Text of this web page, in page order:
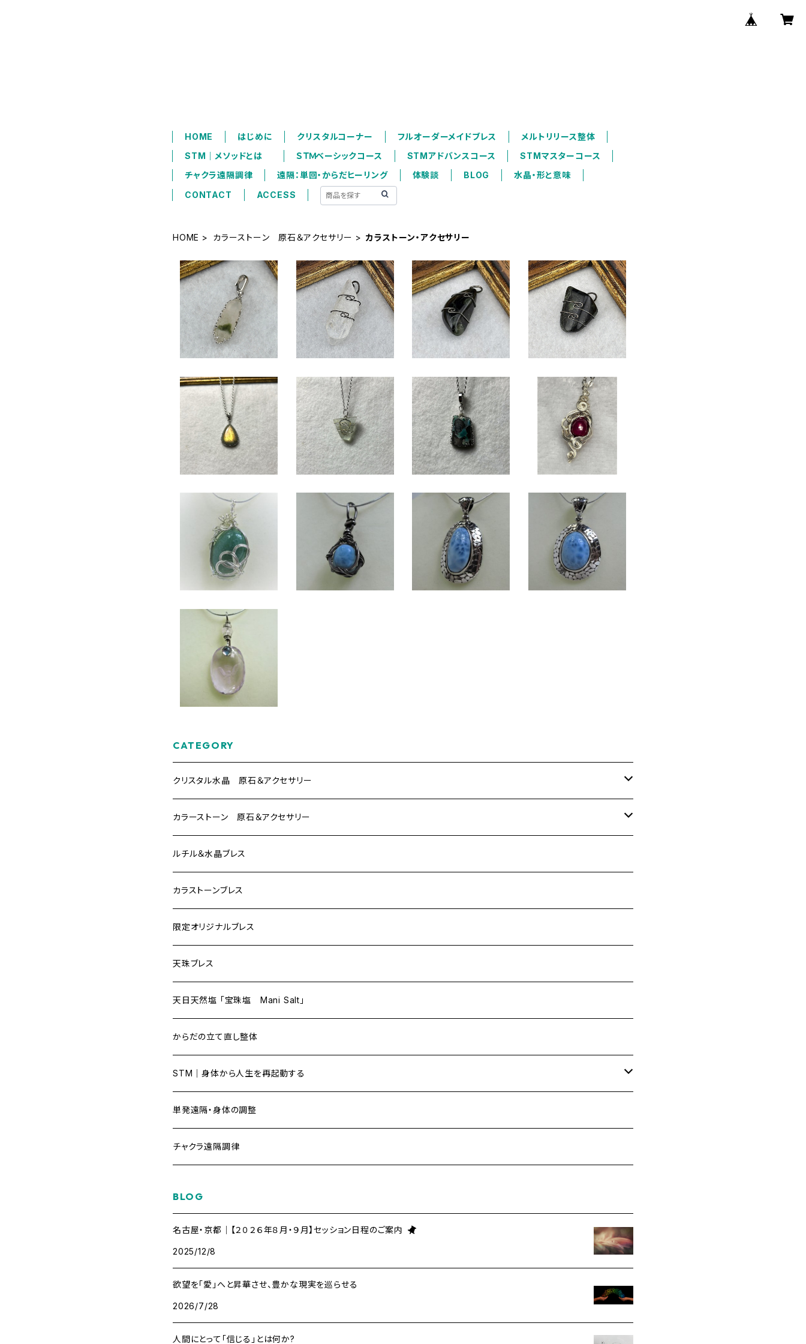
HOME はじめに クリスタルコーナー フルオーダーメイドブレス
メルトリリース整体
STM｜メソッドとは
ＳＴＭベーシックコース STMアドバンスコース
STMマスターコース
チャクラ遠隔調律
遠隔：単回・からだヒーリング 体験談 BLOG
水晶・形と意味
CONTACT
ACCESS
HOME カラーストーン 原石＆アクセサリー カラストーン・アクセサリー
ロシア産 グリーンファ
ントム水晶 商品番
号：1805003
¥600
SOLD OUT
メキシコ産 セレナイ
ト 商品番号：26001
¥2,800
アメリカ・ニューメキシ
コ州産 ネブラストー
ン 商品番号：2411108
¥1,000
アメリカ・ニューメキシ
コ州産 ネブラストー
ン 商品番号：2411107
¥1,000
ラブラドライトペンダン
ト 商品番号：2411101
¥1,050
30%OFF
SOLD OUT
インドネシア産 アクア
レムリアペンダント 商
品番号：2411113
¥700
30%OFF
SOLD OUT
ジェムシリカペンダン
ト 商品番号：2411111
¥2,100
30%OFF
ルビーペンダント 商
品番号：2205002
¥1,400
30%OFF
SOLD OUT
アベンチュリンクォーツ
ペンダント 商品番号：
903016
¥560
30%OFF
SOLD OUT
ドミニカ共和国産 ラリ
マーペンダント 商品
番号：1805007
¥2,450
30%OFF
SOLD OUT
ドミニカ共和国産 ラリ
マーペンダント 商品
番号：13026
¥5,600
30%OFF
ドミニカ共和国産 ラリ
マーペンダント 商品
番号：13027
¥5,600
30%OFF
アメジスト＆ラブラドラ
イト＆ムーンストーンペ
ンダント 商品番号：18
05005
¥3,850
30%OFF
CATEGORY
クリスタル水晶 原石＆アクセサリー
クリアクォーツ
アナンダライト高次元アクセスツール
レムリアンシード
クォーツクラスター
クォーツ・アクセサリー
アナンダライト（天然レインボー）
カラーストーン 原石＆アクセサリー
カラーストーン原石
カラストーン・アクセサリー
ルチル＆水晶ブレス
カラストーンブレス
限定オリジナルブレス
天珠ブレス
天日天然塩 「宝珠塩 Mani Salt」
からだの立て直し整体
STM｜身体から人生を再起動する
STMベーシックコース
STMアドバンスコース
単発遠隔・身体の調整
チャクラ遠隔調律
BLOG
名古屋・京都｜【２０２６年８月・９月】セッション日程のご案内
2025/12/8
欲望を「愛」へと昇華させ、豊かな現実を巡らせる
2026/7/28
人間にとって「信じる」とは何か?